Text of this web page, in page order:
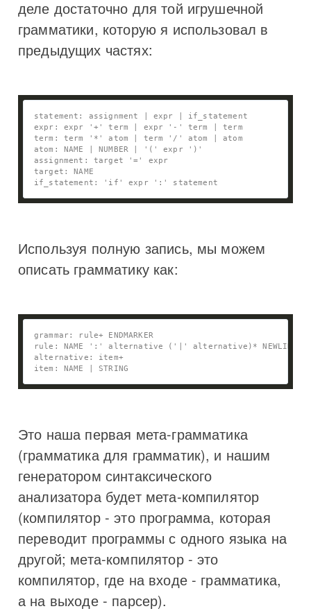
деле достаточно для той игрушечной
грамматики, которую я использовал в
предыдущих частях:
Используя полную запись, мы можем
описать грамматику как:
grammar: rule+ ENDMARKER
Это наша первая мета-грамматика
(грамматика для грамматик), и нашим
генератором синтаксического
анализатора будет мета-компилятор
(компилятор - это программа, которая
переводит программы с одного языка на
другой; мета-компилятор - это
компилятор, где на входе - грамматика,
а на выходе - парсер).